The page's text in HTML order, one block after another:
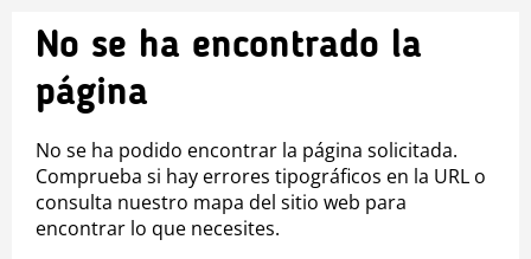
No se ha encontrado la
página
No se ha podido encontrar la página solicitada.
Comprueba si hay errores tipográficos en la URL o
consulta nuestro mapa del sitio web para
encontrar lo que necesites.